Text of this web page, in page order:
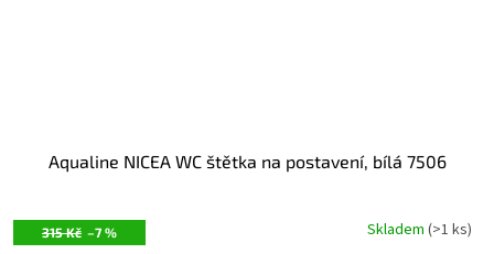
315 Kč –7 %
Aqualine NICEA WC štětka na postavení, bílá 7506
Skladem (>1 ks)